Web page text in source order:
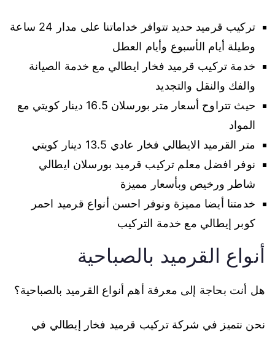
تركيب قرميد حديد تتوافر خداماتنا على مدار 24 ساعة
وطيلة أيام الأسبوع وأيام العطل
خدمة تركيب قرميد فخار ايطالي مع خدمة الصيانة
والفك والنقل والتجديد
حيث تتراوح أسعار متر بورسلان 16.5 دينار كويتي مع
المواد
متر القرميد الايطالي فخار عادي 13.5 دينار كويتي
نوفر افضل معلم تركيب قرميد بورسلان ايطالي
شاطر ورخيص وبأسعار مميزة
خدمتنا أيضا مميزة ونوفر احسن أنواع قرميد احمر
كوبر إيطالي مع خدمة التركيب
أنواع القرميد بالصباحية
هل أنت بحاجة إلى معرفة أهم أنواع القرميد بالصباحية؟
نحن نتميز في شركة تركيب قرميد فخار إيطالي في